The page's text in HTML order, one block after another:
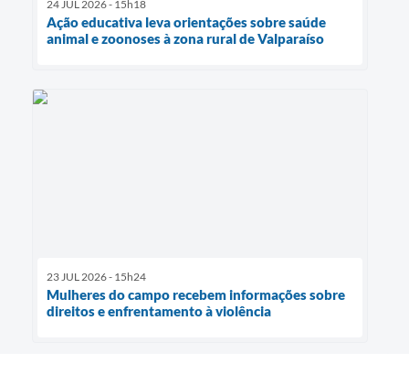
24 JUL 2026 - 15h18
Ação educativa leva orientações sobre saúde
animal e zoonoses à zona rural de Valparaíso
23 JUL 2026 - 15h24
Mulheres do campo recebem informações sobre
direitos e enfrentamento à violência